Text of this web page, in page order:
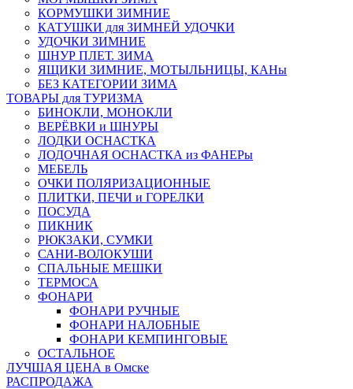
КОРМУШКИ ЗИМНИЕ
КАТУШКИ для ЗИМНЕЙ УДОЧКИ
УДОЧКИ ЗИМНИЕ
ШНУР ПЛЕТ. ЗИМА
ЯЩИКИ ЗИМНИЕ, МОТЫЛЬНИЦЫ, КАНы
БЕЗ КАТЕГОРИИ ЗИМА
ТОВАРЫ для ТУРИЗМА
БИНОКЛИ, МОНОКЛИ
ВЕРЁВКИ и ШНУРЫ
ЛОДКИ ОСНАСТКА
ЛОДОЧНАЯ ОСНАСТКА из ФАНЕРы
МЕБЕЛЬ
ОЧКИ ПОЛЯРИЗАЦИОННЫЕ
ПЛИТКИ, ПЕЧИ и ГОРЕЛКИ
ПОСУДА
ПИКНИК
РЮКЗАКИ, СУМКИ
САНИ-ВОЛОКУШИ
СПАЛЬНЫЕ МЕШКИ
ТЕРМОСА
ФОНАРИ
ФОНАРИ РУЧНЫЕ
ФОНАРИ НАЛОБНЫЕ
ФОНАРИ КЕМПИНГОВЫЕ
ОСТАЛЬНОЕ
ЛУЧШАЯ ЦЕНА в Омске
РАСПРОДАЖА